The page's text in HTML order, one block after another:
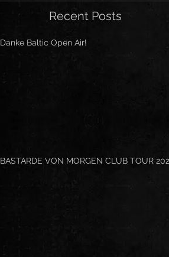
Recent Posts
Danke Baltic Open Air!
BASTARDE VON MORGEN CLUB TOUR